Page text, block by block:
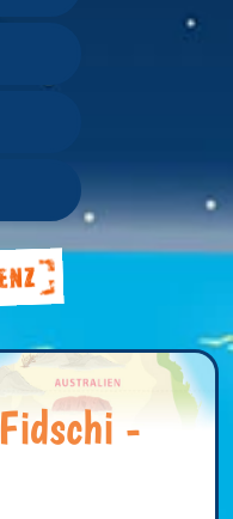
Fidschi -